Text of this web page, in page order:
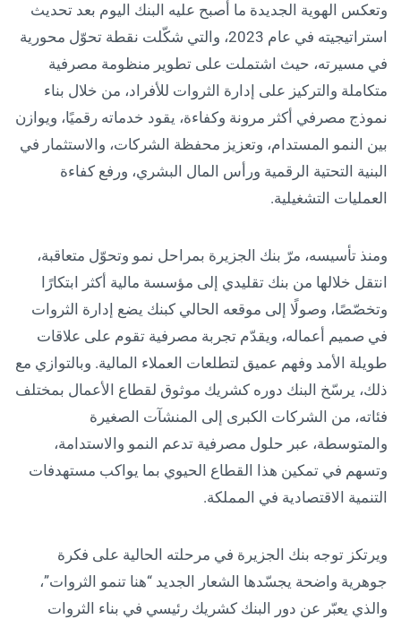
وتعكس الهوية الجديدة ما أصبح عليه البنك اليوم بعد تحديث
استراتيجيته في عام 2023، والتي شكّلت نقطة تحوّل محورية
في مسيرته، حيث اشتملت على تطوير منظومة مصرفية
متكاملة والتركيز على إدارة الثروات للأفراد، من خلال بناء
نموذج مصرفي أكثر مرونة وكفاءة، يقود خدماته رقميًا، ويوازن
بين النمو المستدام، وتعزيز محفظة الشركات، والاستثمار في
البنية التحتية الرقمية ورأس المال البشري، ورفع كفاءة
العمليات التشغيلية.
ومنذ تأسيسه، مرّ بنك الجزيرة بمراحل نمو وتحوّل متعاقبة،
انتقل خلالها من بنك تقليدي إلى مؤسسة مالية أكثر ابتكارًا
وتخصّصًا، وصولًا إلى موقعه الحالي كبنك يضع إدارة الثروات
في صميم أعماله، ويقدّم تجربة مصرفية تقوم على علاقات
طويلة الأمد وفهم عميق لتطلعات العملاء المالية. وبالتوازي مع
ذلك، يرسّخ البنك دوره كشريك موثوق لقطاع الأعمال بمختلف
فئاته، من الشركات الكبرى إلى المنشآت الصغيرة
والمتوسطة، عبر حلول مصرفية تدعم النمو والاستدامة،
وتسهم في تمكين هذا القطاع الحيوي بما يواكب مستهدفات
التنمية الاقتصادية في المملكة.
ويرتكز توجه بنك الجزيرة في مرحلته الحالية على فكرة
جوهرية واضحة يجسّدها الشعار الجديد “هنا تنمو الثروات”،
والذي يعبّر عن دور البنك كشريك رئيسي في بناء الثروات